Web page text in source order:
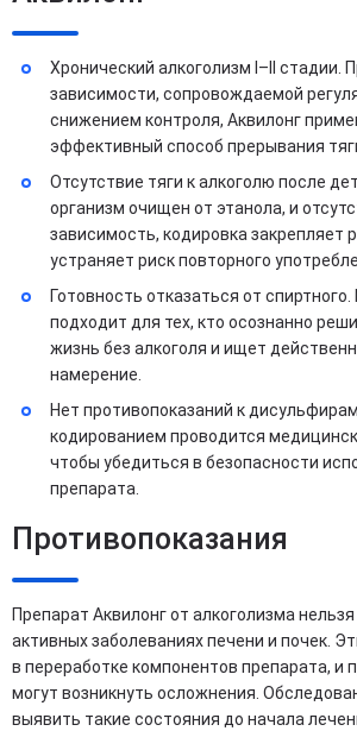
Хронический алкоголизм I–II стадии.
зависимости, сопровождаемой
снижением контроля, Аквилонг
эффективный способ прерывания
Отсутствие тяги к алкоголю после
организм очищен от этанола, и
зависимость, кодировка закрепляет
устраняет риск повторного
Готовность отказаться от
подходит для тех, кто осознанно
жизнь без алкоголя и ищет
намерение.
Нет противопоказаний к
кодированием проводится
чтобы убедиться в безопасности
препарата.
Противопоказания
Препарат Аквилонг от алкоголизма
активных заболеваниях печени и почек.
в переработке компонентов препарата, и
могут возникнуть осложнения.
выявить такие состояния до начала